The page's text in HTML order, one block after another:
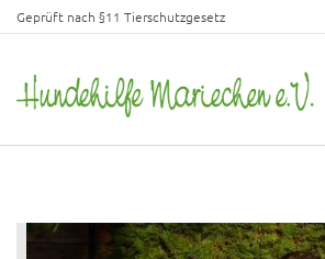
Geprüft nach §11 Tierschutzgesetz